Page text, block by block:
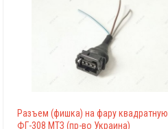
Разъем (фишка) на фару квадратную
ФГ-308 МТЗ (пр-во Украина)